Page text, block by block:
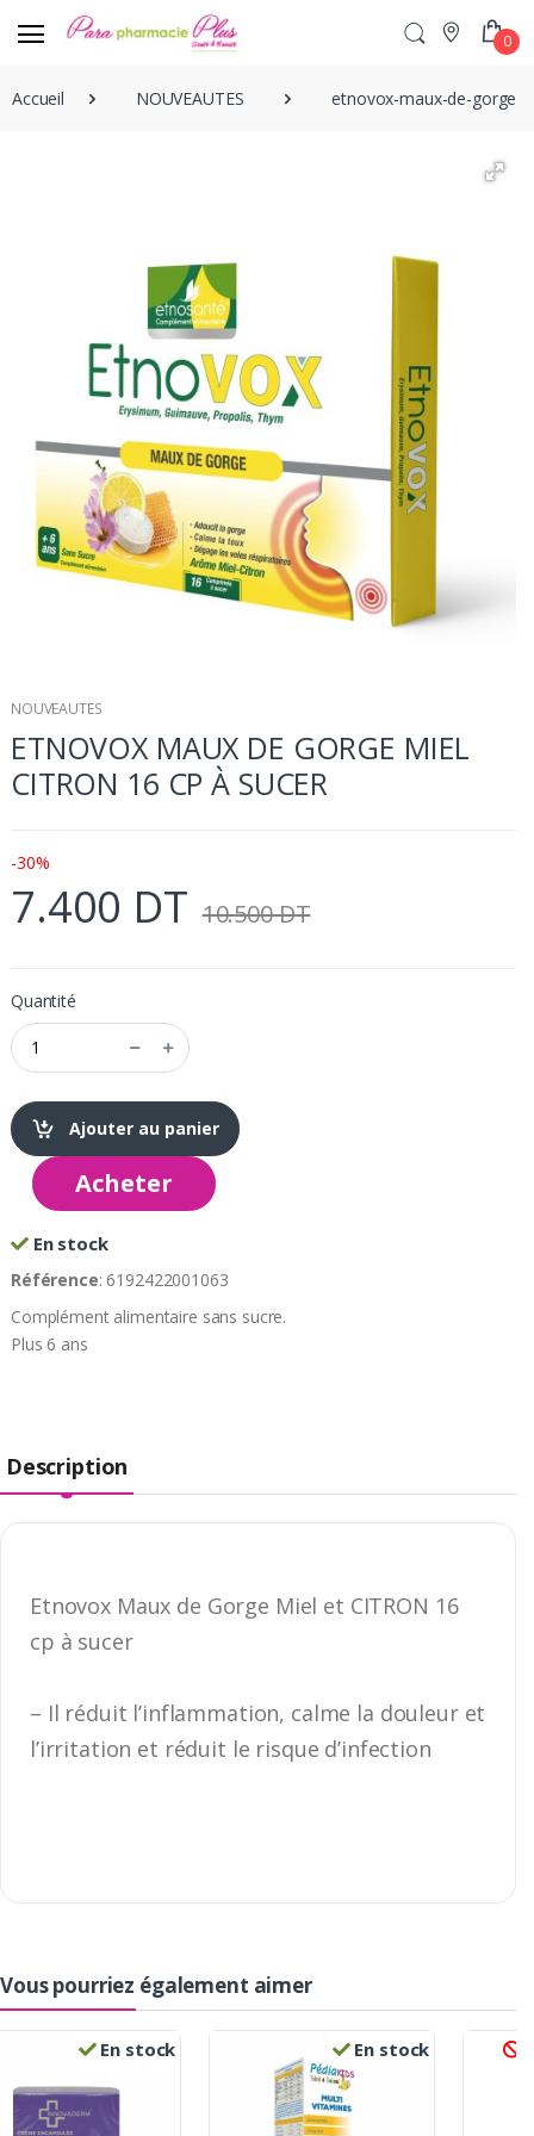
0
Accueil NOUVEAUTES etnovox-maux-de-gorge-
NOUVEAUTES
ETNOVOX MAUX DE GORGE MIEL
CITRON 16 CP À SUCER
-30%
7.400 DT 10.500 DT
Quantité
Ajouter au panier
Acheter
En stock
Référence: 6192422001063
Complément alimentaire sans sucre.
Plus 6 ans
Description
Etnovox Maux de Gorge Miel et CITRON 16
cp à sucer
– Il réduit l’inflammation, calme la douleur et
l’irritation et réduit le risque d’infection
Vous pourriez également aimer
En stock En stock